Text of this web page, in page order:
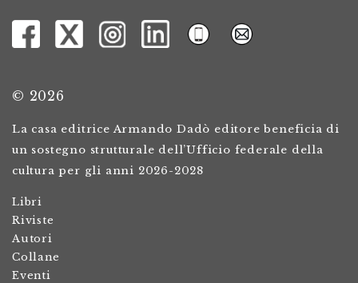
© 2026
La casa editrice Armando Dadò editore beneficia di
un sostegno strutturale dell’Ufficio federale della
cultura per gli anni 2026-2028
Libri
Riviste
Autori
Collane
Eventi